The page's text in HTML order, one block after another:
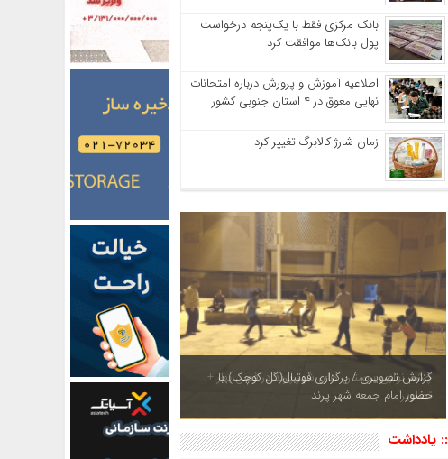
بانک مرکزی فقط با یک‌‎پنجم درخواست
پول بانک‌ها موافقت کرد
اطلاعیه آموزش و پرورش درباره امتحانات
نهایی معوق در ۴ استان جنوبی کشور
زمان شارژ کالابرگ تغییر کرد
چشم نوازی بوستان های شهر پرند در فصل بهار +
تصاویر
:: یادداشت